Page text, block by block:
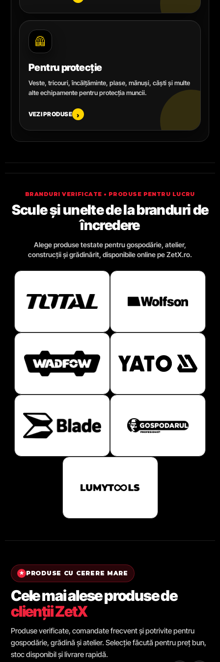
🦺
Pentru protecție
Veste, tricouri, încălțăminte, plase, mănuși, căști și multe
alte echipamente pentru protecția muncii.
VEZI PRODUSE ›
BRANDURI VERIFICATE • PRODUSE PENTRU LUCRU
Scule și unelte de la branduri de
încredere
Alege produse testate pentru gospodărie, atelier,
construcții și grădinărit, disponibile online pe ZetX.ro.
★ PRODUSE CU CERERE MARE
Cele mai alese produse de
clienții ZetX
Produse verificate, comandate frecvent și potrivite pentru
gospodărie, grădină și atelier. Selecție făcută pentru preț bun,
stoc disponibil și livrare rapidă.